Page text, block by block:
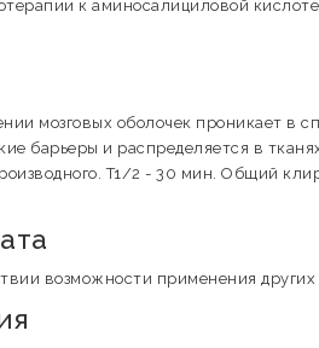
к аминосалициловой
мозговых оболочек проникает в
барьеры и распределяется в
T1/2 - 30 мин. Общий
возможности применения